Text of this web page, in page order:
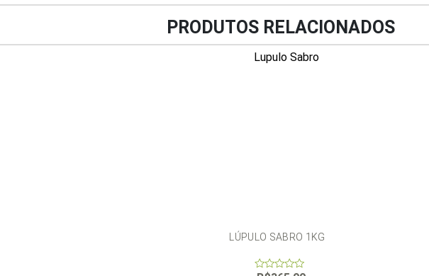
of
PRODUTOS RELACIONADOS
LÚPULO SABRO 1KG